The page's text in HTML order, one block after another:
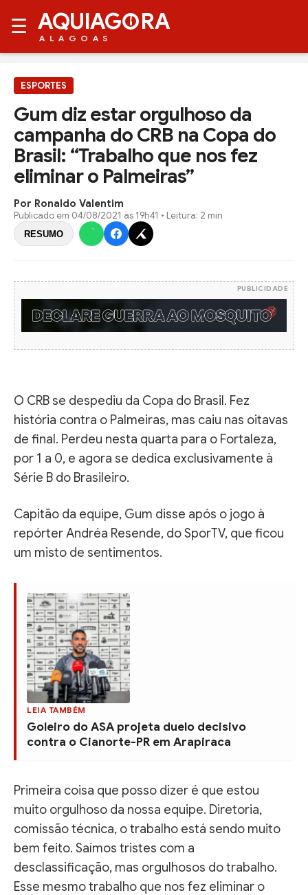
☰ AQUIAG RA
ALAGOAS
ESPORTES
Gum diz estar orgulhoso da
campanha do CRB na Copa do
Brasil: “Trabalho que nos fez
eliminar o Palmeiras”
Por Ronaldo Valentim
Publicado em 04/08/2021 às 19h41 • Leitura: 2 min
RESUMO
PUBLICIDADE
O CRB se despediu da Copa do Brasil. Fez
história contra o Palmeiras, mas caiu nas oitavas
de final. Perdeu nesta quarta para o Fortaleza,
por 1 a 0, e agora se dedica exclusivamente à
Série B do Brasileiro.
Capitão da equipe, Gum disse após o jogo à
repórter Andréa Resende, do SporTV, que ficou
um misto de sentimentos.
LEIA TAMBÉM
Goleiro do ASA projeta duelo decisivo
contra o Cianorte-PR em Arapiraca
Primeira coisa que posso dizer é que estou
muito orgulhoso da nossa equipe. Diretoria,
comissão técnica, o trabalho está sendo muito
bem feito. Saímos tristes com a
desclassificação, mas orgulhosos do trabalho.
Esse mesmo trabalho que nos fez eliminar o